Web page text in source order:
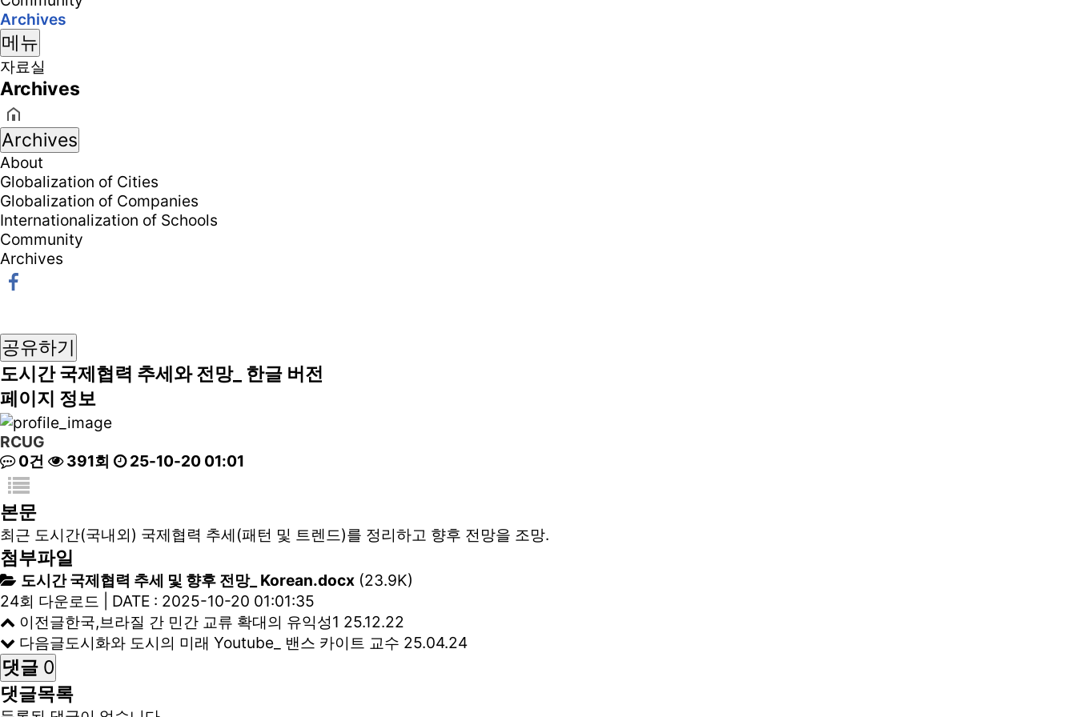
Archives
메뉴
자료실
Archives
Archives
About
Globalization of Cities
Globalization of Companies
Internationalization of Schools
Community
Archives
공유하기
도시간 국제협력 추세와 전망_ 한글 버전
페이지 정보
RCUG
0건
391회 25-10-20 01:01
본문
최근 도시간(국내외) 국제협력 추세(패턴 및 트렌드)를 정리하고 향후 전망을 조망.
첨부파일
도시간 국제협력 추세 및 향후 전망_ Korean.docx (23.9K)
24회 다운로드 | DATE : 2025-10-20 01:01:35
이전글한국,브라질 간 민간 교류 확대의 유익성1 25.12.22
다음글도시화와 도시의 미래 Youtube_ 밴스 카이트 교수 25.04.24
댓글 0
댓글목록